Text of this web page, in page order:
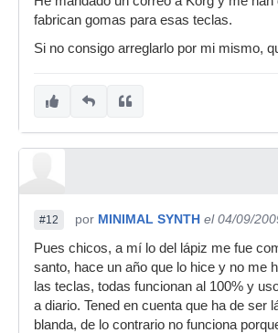
fabrican gomas para esas teclas.
Si no consigo arreglarlo por mi mismo,
#12 por MINIMAL SYNTH el 04/09/
Pues chicos, a mí lo del lápiz me fue
santo, hace un año que lo hice y no me
las teclas, todas funcionan al 100% y
a diario. Tened en cuenta que ha de ser
blanda, de lo contrario no funciona